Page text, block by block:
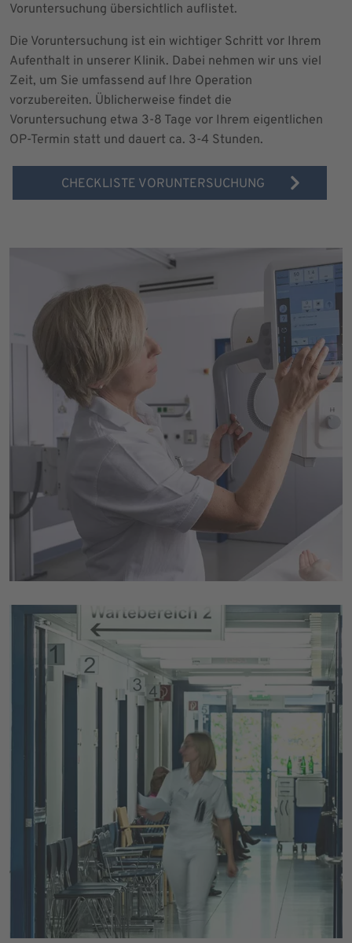
Voruntersuchung übersichtlich auflistet.
Die Voruntersuchung ist ein wichtiger Schritt vor Ihrem
Aufenthalt in unserer Klinik. Dabei nehmen wir uns viel
Zeit, um Sie umfassend auf Ihre Operation
vorzubereiten. Üblicherweise findet die
Voruntersuchung etwa 3-8 Tage vor Ihrem eigentlichen
OP-Termin statt und dauert ca. 3-4 Stunden.
CHECKLISTE VORUNTERSUCHUNG